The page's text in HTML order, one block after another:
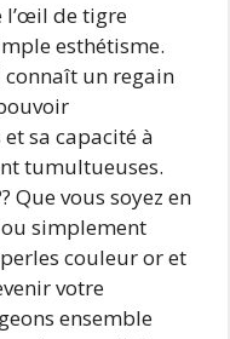
l’œil de tigre
esthétisme.
connaît un regain
sa capacité à
tumultueuses.
Que vous soyez en
ou simplement
couleur or et
votre
ensemble